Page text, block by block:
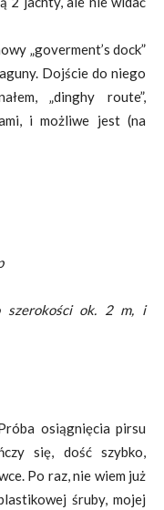
„goverment’s dock”
Dojście do niego
„dinghy route”,
i możliwe jest (na
szerokości ok. 2 m, i
osiągnięcia pirsu
się, dość szybko,
Po raz, nie wiem już
śruby, mojej